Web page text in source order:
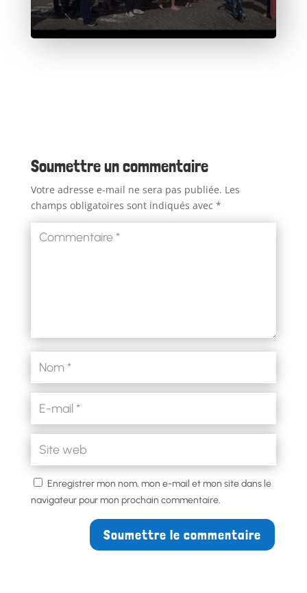
Soumettre un commentaire
Votre adresse e-mail ne sera pas publiée. Les
champs obligatoires sont indiqués avec *
Enregistrer mon nom, mon e-mail et mon site dans le
navigateur pour mon prochain commentaire.
Soumettre le commentaire